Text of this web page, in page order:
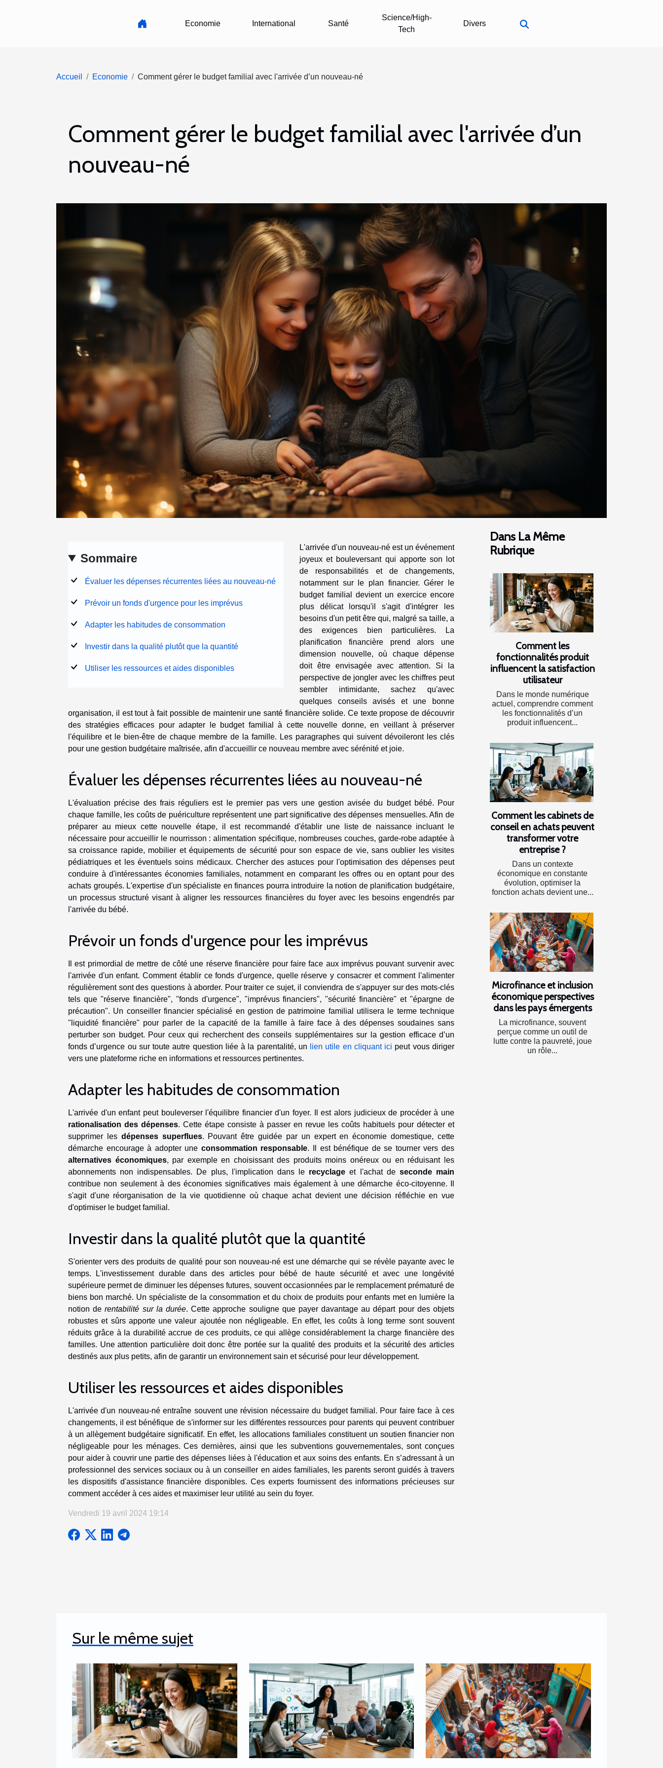
Economie International Santé
Science/High-
Tech
Divers
Accueil Economie Comment gérer le budget familial avec l'arrivée d’un nouveau-né
Comment gérer le budget familial avec l'arrivée d’un
nouveau-né
Sommaire
Évaluer les dépenses récurrentes liées au nouveau-né
Prévoir un fonds d'urgence pour les imprévus
Adapter les habitudes de consommation
Investir dans la qualité plutôt que la quantité
Utiliser les ressources et aides disponibles
L'arrivée d'un nouveau-né est un événement
joyeux et bouleversant qui apporte son lot
de responsabilités et de changements,
notamment sur le plan financier. Gérer le
budget familial devient un exercice encore
plus délicat lorsqu'il s'agit d'intégrer les
besoins d'un petit être qui, malgré sa taille, a
des exigences bien particulières. La
planification financière prend alors une
dimension nouvelle, où chaque dépense
doit être envisagée avec attention. Si la
perspective de jongler avec les chiffres peut
sembler intimidante, sachez qu'avec
quelques conseils avisés et une bonne
organisation, il est tout à fait possible de maintenir une santé financière solide. Ce texte propose de découvrir
des stratégies efficaces pour adapter le budget familial à cette nouvelle donne, en veillant à préserver
l'équilibre et le bien-être de chaque membre de la famille. Les paragraphes qui suivent dévoileront les clés
pour une gestion budgétaire maîtrisée, afin d'accueillir ce nouveau membre avec sérénité et joie.
Évaluer les dépenses récurrentes liées au nouveau-né
L'évaluation précise des frais réguliers est le premier pas vers une gestion avisée du budget bébé. Pour
chaque famille, les coûts de puériculture représentent une part significative des dépenses mensuelles. Afin de
préparer au mieux cette nouvelle étape, il est recommandé d'établir une liste de naissance incluant le
nécessaire pour accueillir le nourrisson : alimentation spécifique, nombreuses couches, garde-robe adaptée à
sa croissance rapide, mobilier et équipements de sécurité pour son espace de vie, sans oublier les visites
pédiatriques et les éventuels soins médicaux. Chercher des astuces pour l'optimisation des dépenses peut
conduire à d'intéressantes économies familiales, notamment en comparant les offres ou en optant pour des
achats groupés. L'expertise d'un spécialiste en finances pourra introduire la notion de planification budgétaire,
un processus structuré visant à aligner les ressources financières du foyer avec les besoins engendrés par
l'arrivée du bébé.
Prévoir un fonds d'urgence pour les imprévus
Il est primordial de mettre de côté une réserve financière pour faire face aux imprévus pouvant survenir avec
l'arrivée d'un enfant. Comment établir ce fonds d'urgence, quelle réserve y consacrer et comment l'alimenter
régulièrement sont des questions à aborder. Pour traiter ce sujet, il conviendra de s'appuyer sur des mots-clés
tels que "réserve financière", "fonds d'urgence", "imprévus financiers", "sécurité financière" et "épargne de
précaution". Un conseiller financier spécialisé en gestion de patrimoine familial utilisera le terme technique
"liquidité financière" pour parler de la capacité de la famille à faire face à des dépenses soudaines sans
perturber son budget. Pour ceux qui recherchent des conseils supplémentaires sur la gestion efficace d’un
fonds d’urgence ou sur toute autre question liée à la parentalité, un
lien utile en cliquant ici peut vous diriger
vers une plateforme riche en informations et ressources pertinentes.
Adapter les habitudes de consommation
L'arrivée d'un enfant peut bouleverser l'équilibre financier d'un foyer. Il est alors judicieux de procéder à une
rationalisation des dépenses. Cette étape consiste à passer en revue les coûts habituels pour détecter et
supprimer les dépenses superflues. Pouvant être guidée par un expert en économie domestique, cette
démarche encourage à adopter une consommation responsable. Il est bénéfique de se tourner vers des
alternatives économiques, par exemple en choisissant des produits moins onéreux ou en réduisant les
abonnements non indispensables. De plus, l'implication dans le recyclage et l'achat de seconde main
contribue non seulement à des économies significatives mais également à une démarche éco-citoyenne. Il
s'agit d'une réorganisation de la vie quotidienne où chaque achat devient une décision réfléchie en vue
d'optimiser le budget familial.
Investir dans la qualité plutôt que la quantité
S'orienter vers des produits de qualité pour son nouveau-né est une démarche qui se révèle payante avec le
temps. L'investissement durable dans des articles pour bébé de haute sécurité et avec une longévité
supérieure permet de diminuer les dépenses futures, souvent occasionnées par le remplacement prématuré de
biens bon marché. Un spécialiste de la consommation et du choix de produits pour enfants met en lumière la
notion derentabilité sur la durée. Cette approche souligne que payer davantage au départ pour des objets
robustes et sûrs apporte une valeur ajoutée non négligeable. En effet, les coûts à long terme sont souvent
réduits grâce à la durabilité accrue de ces produits, ce qui allège considérablement la charge financière des
familles. Une attention particulière doit donc être portée sur la qualité des produits et la sécurité des articles
destinés aux plus petits, afin de garantir un environnement sain et sécurisé pour leur développement.
Utiliser les ressources et aides disponibles
L'arrivée d'un nouveau-né entraîne souvent une révision nécessaire du budget familial. Pour faire face à ces
changements, il est bénéfique de s'informer sur les différentes ressources pour parents qui peuvent contribuer
à un allègement budgétaire significatif. En effet, les allocations familiales constituent un soutien financier non
négligeable pour les ménages. Ces dernières, ainsi que les subventions gouvernementales, sont conçues
pour aider à couvrir une partie des dépenses liées à l'éducation et aux soins des enfants. En s’adressant à un
professionnel des services sociaux ou à un conseiller en aides familiales, les parents seront guidés à travers
les dispositifs d'assistance financière disponibles. Ces experts fournissent des informations précieuses sur
comment accéder à ces aides et maximiser leur utilité au sein du foyer.
Vendredi 19 avril 2024 19:14
Dans La Même
Rubrique
Comment les
fonctionnalités produit
influencent la satisfaction
utilisateur
Dans le monde numérique
actuel, comprendre comment
les fonctionnalités d’un
produit influencent...
Comment les cabinets de
conseil en achats peuvent
transformer votre
entreprise ?
Dans un contexte
économique en constante
évolution, optimiser la
fonction achats devient une...
Microfinance et inclusion
économique perspectives
dans les pays émergents
La microfinance, souvent
perçue comme un outil de
lutte contre la pauvreté, joue
un rôle...
Sur le même sujet